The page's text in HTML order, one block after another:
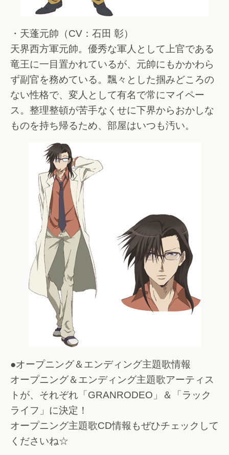
・天蓬元帥（CV：石田 彰）
天界西方軍元帥。優秀な軍人として上官である
竜王に一目置かれているが、元帥にもかかわら
ず副官を務めている。飄々とした掴みどころの
ない性格で、変人として有名で常にマイペー
ス。整理整頓が苦手なくせに下界からおかしな
ものを持ち帰るため、部屋はいつも汚い。
●オープニング＆エンディング主題歌情報
オープニング＆エンディング主題歌アーティス
トが、それぞれ「GRANRODEO」＆「ラック
ライフ」に決定！
オープニング主題歌CD情報もぜひチェックして
くださいね☆